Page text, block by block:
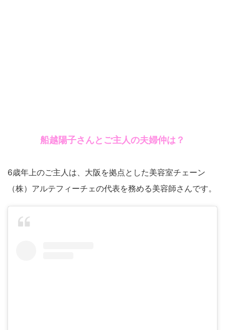
船越陽子さんとご主人の夫婦仲は？
6歳年上のご主人は、大阪を拠点とした美容室チェーン
（株）アルテフィーチェの代表を務める美容師さんです。